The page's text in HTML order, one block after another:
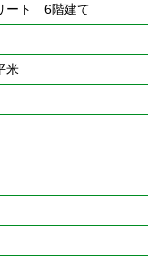
ート 6階建て
米